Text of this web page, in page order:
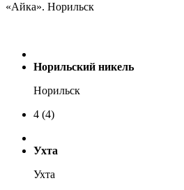
«Айка». Норильск
Норильский никель
Норильск
4 (4)
Ухта
Ухта